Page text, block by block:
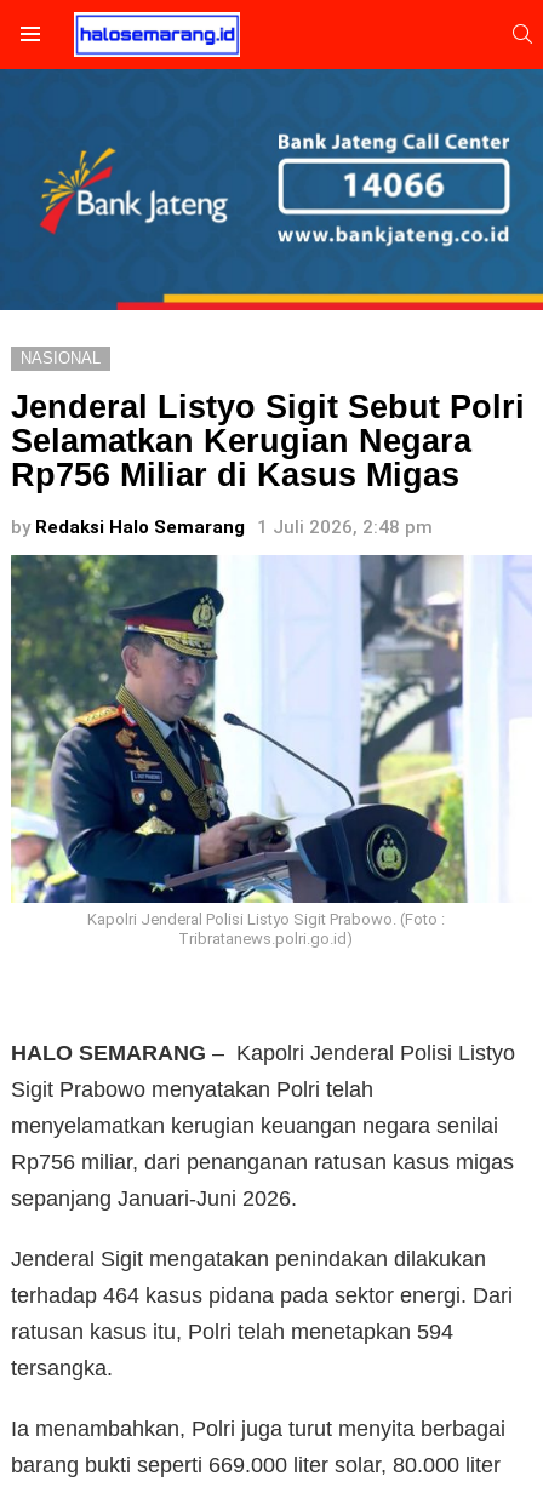
NASIONAL
Jenderal Listyo Sigit Sebut Polri
Selamatkan Kerugian Negara
Rp756 Miliar di Kasus Migas
by Redaksi Halo Semarang 1 Juli 2026, 2:48 pm
Kapolri Jenderal Polisi Listyo Sigit Prabowo. (Foto :
Tribratanews.polri.go.id)
HALO SEMARANG – Kapolri Jenderal Polisi Listyo
Sigit Prabowo menyatakan Polri telah
menyelamatkan kerugian keuangan negara senilai
Rp756 miliar, dari penanganan ratusan kasus migas
sepanjang Januari-Juni 2026.
Jenderal Sigit mengatakan penindakan dilakukan
terhadap 464 kasus pidana pada sektor energi. Dari
ratusan kasus itu, Polri telah menetapkan 594
tersangka.
Ia menambahkan, Polri juga turut menyita berbagai
barang bukti seperti 669.000 liter solar, 80.000 liter